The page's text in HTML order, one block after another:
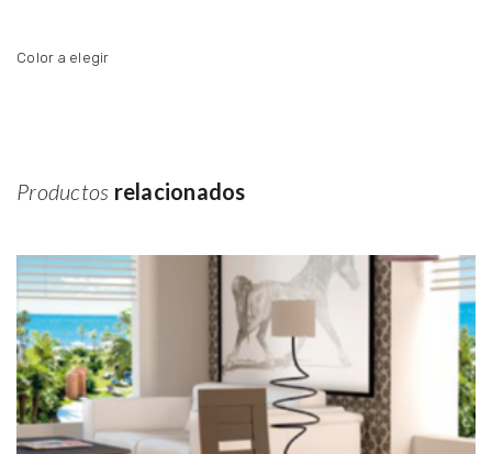
Color a elegir
Productos relacionados